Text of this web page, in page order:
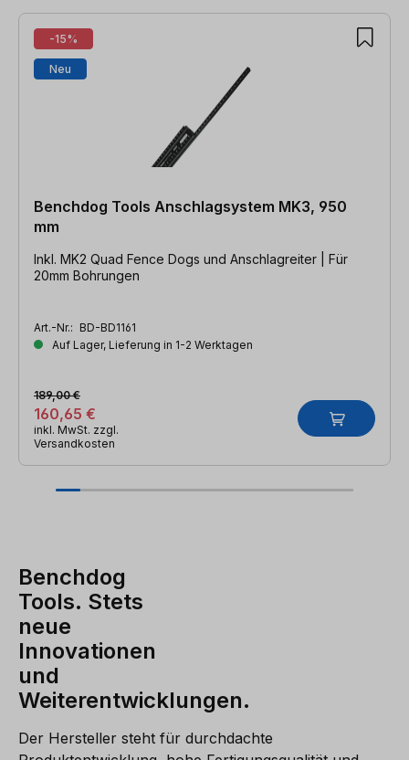
Produktgalerie überspringen
-15%
Neu
Benchdog Tools Anschlagsystem MK3, 950
mm
Inkl. MK2 Quad Fence Dogs und Anschlagreiter | Für
20mm Bohrungen
Art.-Nr.: BD-BD1161
Auf Lager, Lieferung in 1-2 Werktagen
160,65 €
189,00 €
inkl. MwSt. zzgl.
Versandkosten
Benchdog
Tools. Stets
neue
Innovationen
und
Weiterentwicklungen.
Der Hersteller steht für durchdachte